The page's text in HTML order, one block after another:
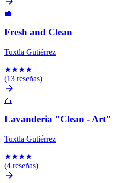
🧺
Fresh and Clean
Tuxtla Gutiérrez
★★★★
(13 reseñas)
🧺
Lavanderia "Clean - Art"
Tuxtla Gutiérrez
★★★★
(4 reseñas)